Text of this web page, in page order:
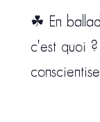
☘ En
c'est quoi